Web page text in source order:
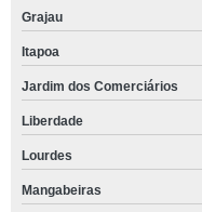
Grajau
Itapoa
Jardim dos Comerciários
Liberdade
Lourdes
Mangabeiras